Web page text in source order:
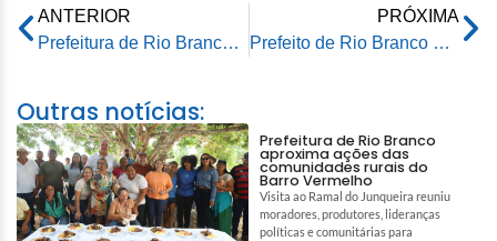
ANTERIOR
Prefeitura de Rio Branco realiza palestra sobre prevenção ao câncer de mama em alusão ao Dia do Servidor
PRÓXIMA
Prefeito de Rio Branco participa de reunião preparatória do Fórum das Cidades Amazônicas para a COP30
Outras notícias:
Prefeitura de Rio Branco
aproxima ações das
comunidades rurais do
Barro Vermelho
Visita ao Ramal do Junqueira reuniu
moradores, produtores, lideranças
políticas e comunitárias para